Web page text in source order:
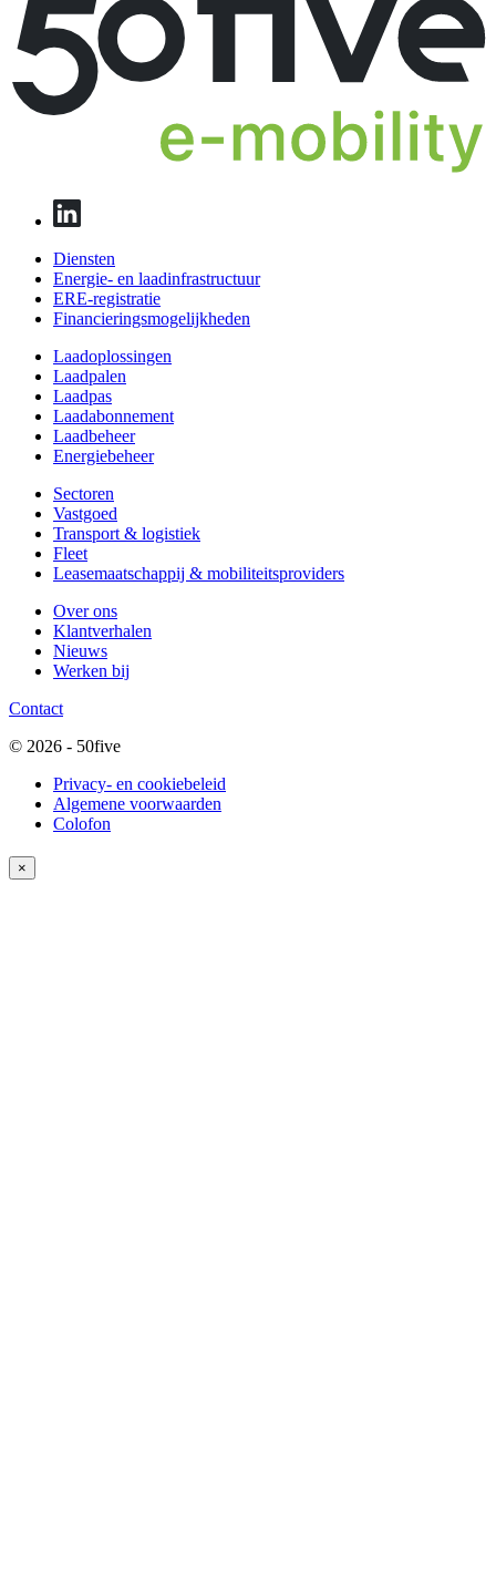
Diensten
Energie- en laadinfrastructuur
ERE-registratie
Financierings­mogelijkheden
Laadoplossingen
Laadpalen
Laadpas
Laadabonnement
Laadbeheer
Energiebeheer
Sectoren
Vastgoed
Transport & logistiek
Fleet
Leasemaatschappij & mobiliteitsproviders
Over ons
Klantverhalen
Nieuws
Werken bij
Contact
© 2026 - 50five
Privacy- en cookiebeleid
Algemene voorwaarden
Colofon
×